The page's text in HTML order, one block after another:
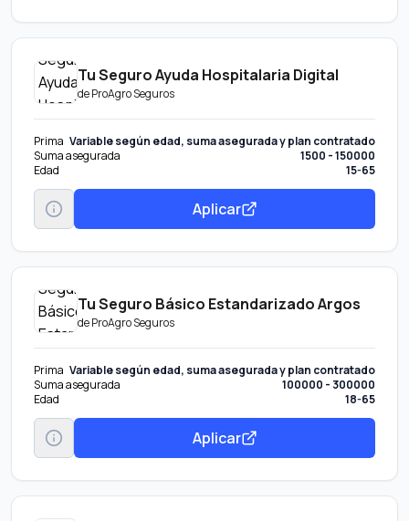
Tu Seguro Ayuda Hospitalaria Digital
deProAgro Seguros
Prima Variable según edad, suma asegurada y plan contratado
Suma asegurada
1500 - 150000
Edad
15-65
Aplicar
Tu Seguro Básico Estandarizado Argos
deProAgro Seguros
Prima Variable según edad, suma asegurada y plan contratado
Suma asegurada
100000 - 300000
Edad
18-65
Aplicar